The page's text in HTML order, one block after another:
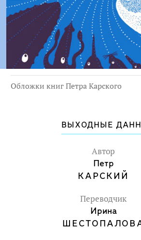
Обложки книг Петра Карского
ВЫХОДНЫЕ
Автор
Петр
КАРСКИЙ
Переводчик
Ирина